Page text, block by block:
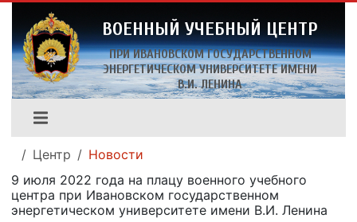
ВОЕННЫЙ УЧЕБНЫЙ ЦЕНТР
ПРИ ИВАНОВСКОМ ГОСУДАРСТВЕННОМ
ЭНЕРГЕТИЧЕСКОМ УНИВЕРСИТЕТЕ ИМЕНИ
В.И. ЛЕНИНА
Центр
Новости
9 июля 2022 года на плацу военного учебного
центра при Ивановском государственном
энергетическом университете имени В.И. Ленина